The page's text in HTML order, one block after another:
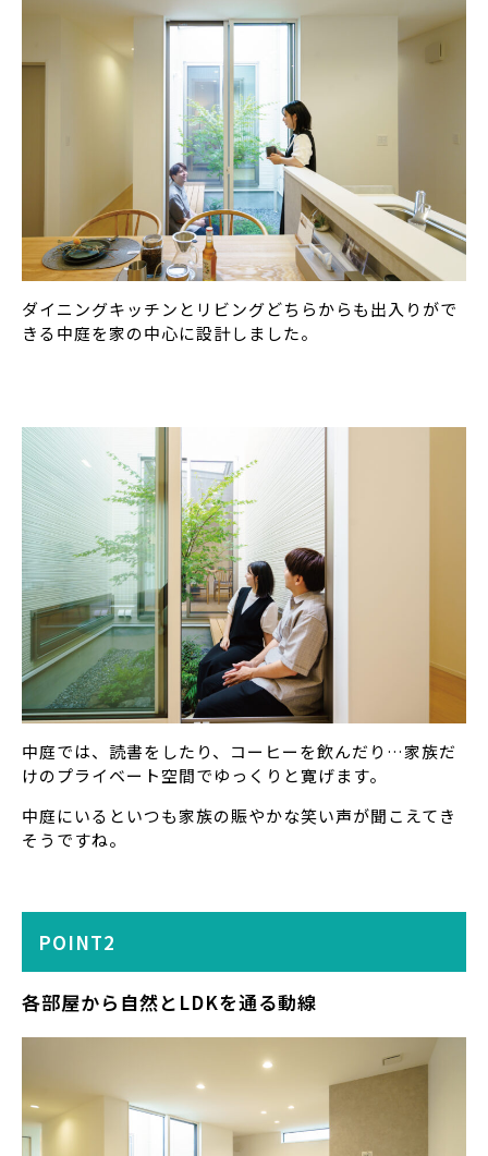
ダイニングキッチンとリビングどちらからも出入りがで
きる中庭を家の中心に設計しました。
中庭では、読書をしたり、コーヒーを飲んだり…家族だ
けのプライベート空間でゆっくりと寛げます。
中庭にいるといつも家族の賑やかな笑い声が聞こえてき
そうですね。
POINT2
各部屋から自然とLDKを通る動線